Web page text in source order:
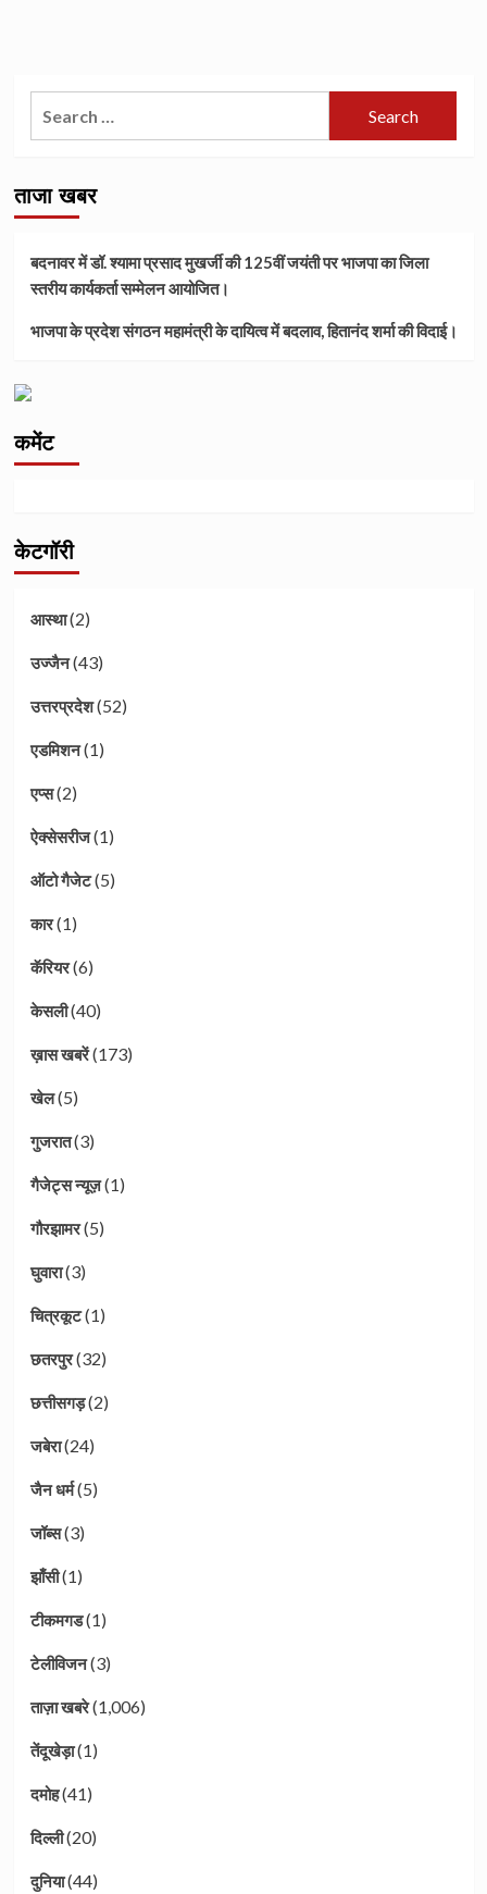
ताजा खबर
बदनावर में डॉ. श्यामा प्रसाद मुखर्जी की 125वीं जयंती पर भाजपा का जिला
स्तरीय कार्यकर्ता सम्मेलन आयोजित।
भाजपा के प्रदेश संगठन महामंत्री के दायित्व में बदलाव, हितानंद शर्मा की विदाई।
कमेंट
केटगॉरी
आस्था(2)
उज्जैन(43)
उत्तरप्रदेश(52)
एडमिशन(1)
एप्स(2)
ऐक्सेसरीज(1)
ऑटो गैजेट(5)
कार(1)
कॅरियर(6)
केसली(40)
ख़ास खबरें(173)
खेल(5)
गुजरात(3)
गैजेट्स न्यूज़(1)
गौरझामर(5)
घुवारा(3)
चित्रकूट(1)
छतरपुर(32)
छत्तीसगड़(2)
जबेरा(24)
जैन धर्म(5)
जॉब्स(3)
झाँसी(1)
टीकमगड(1)
टेलीविजन(3)
ताज़ा खबरे(1,006)
तेंदूखेड़ा(1)
दमोह(41)
दिल्ली(20)
दुनिया(44)